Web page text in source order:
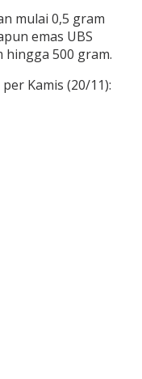
mulai 0,5 gram
emas UBS
500 gram.
Kamis (20/11):